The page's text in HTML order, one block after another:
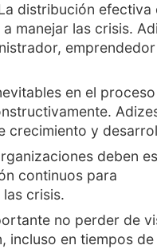
distribución efectiva
manejar las crisis.
en el
crecimiento y
deben
continuos para
crisis.
no perder de
incluso en tiempos de